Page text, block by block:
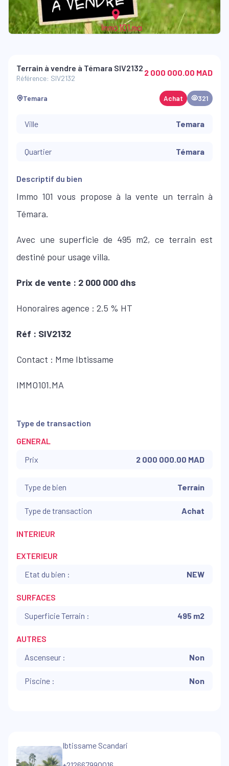
Terrain à vendre à Témara SIV2132
Référence: SIV2132
2 000 000.00 MAD
Temara Achat 321
Ville Temara
Quartier Témara
Descriptif du bien
Immo 101 vous propose à la vente un terrain à
Témara.
Avec une superficie de 495 m2, ce terrain est
destiné pour usage villa.
Prix de vente : 2 000 000 dhs
Honoraires agence : 2.5 % HT
Réf : SIV2132
Contact : Mme Ibtissame
IMMO101.MA
Type de transaction
GENERAL
Prix
2 000 000.00 MAD
Type de bien Terrain
Type de transaction Achat
INTERIEUR
EXTERIEUR
Etat du bien :
NEW
SURFACES
Superficie Terrain :
495 m2
AUTRES
Ascenseur :
Non
Piscine : Non
Ibtissame Scandari